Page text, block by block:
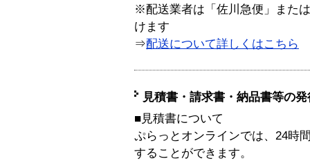
※配送業者は「佐川急便」また
けます
⇒配送について詳しくはこちら
見積書・請求書・納品書等の
■見積書について
ぷらっとオンラインでは、24時
することができます。